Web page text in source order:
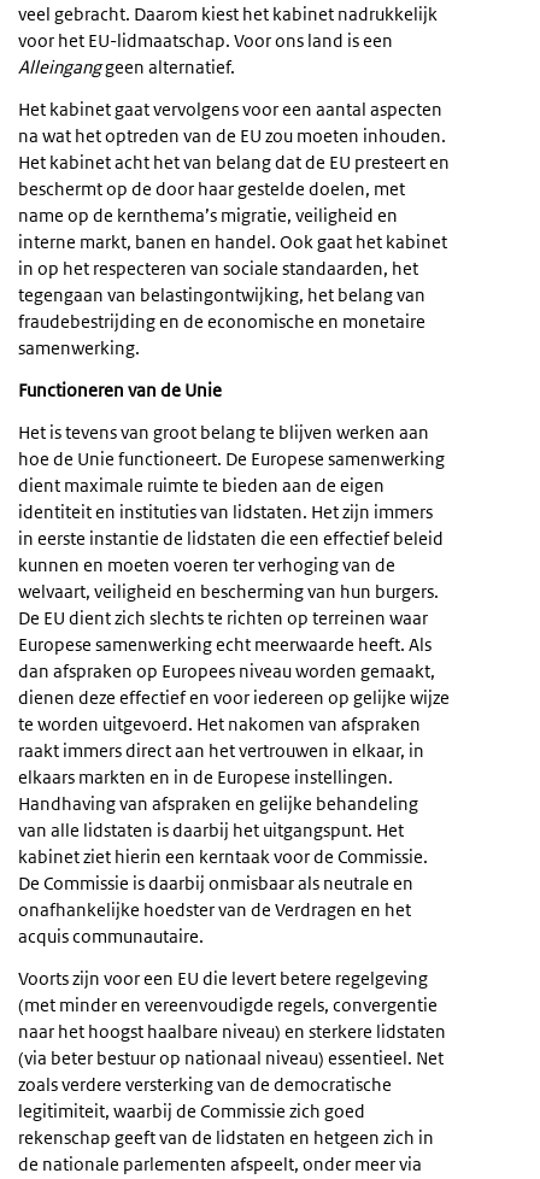
veel gebracht. Daarom kiest het kabinet nadrukkelijk
voor het EU-lidmaatschap. Voor ons land is een
Alleinganggeen alternatief.
Het kabinet gaat vervolgens voor een aantal aspecten
na wat het optreden van de EU zou moeten inhouden.
Het kabinet acht het van belang dat de EU presteert en
beschermt op de door haar gestelde doelen, met
name op de kernthema’s migratie, veiligheid en
interne markt, banen en handel. Ook gaat het kabinet
in op het respecteren van sociale standaarden, het
tegengaan van belastingontwijking, het belang van
fraudebestrijding en de economische en monetaire
samenwerking.
Functioneren van de Unie
Het is tevens van groot belang te blijven werken aan
hoe de Unie functioneert. De Europese samenwerking
dient maximale ruimte te bieden aan de eigen
identiteit en instituties van lidstaten. Het zijn immers
in eerste instantie de lidstaten die een effectief beleid
kunnen en moeten voeren ter verhoging van de
welvaart, veiligheid en bescherming van hun burgers.
De EU dient zich slechts te richten op terreinen waar
Europese samenwerking echt meerwaarde heeft. Als
dan afspraken op Europees niveau worden gemaakt,
dienen deze effectief en voor iedereen op gelijke wijze
te worden uitgevoerd. Het nakomen van afspraken
raakt immers direct aan het vertrouwen in elkaar, in
elkaars markten en in de Europese instellingen.
Handhaving van afspraken en gelijke behandeling
van alle lidstaten is daarbij het uitgangspunt. Het
kabinet ziet hierin een kerntaak voor de Commissie.
De Commissie is daarbij onmisbaar als neutrale en
onafhankelijke hoedster van de Verdragen en het
acquis communautaire.
Voorts zijn voor een EU die levert betere regelgeving
(met minder en vereenvoudigde regels, convergentie
naar het hoogst haalbare niveau) en sterkere lidstaten
(via beter bestuur op nationaal niveau) essentieel. Net
zoals verdere versterking van de democratische
legitimiteit, waarbij de Commissie zich goed
rekenschap geeft van de lidstaten en hetgeen zich in
de nationale parlementen afspeelt, onder meer via